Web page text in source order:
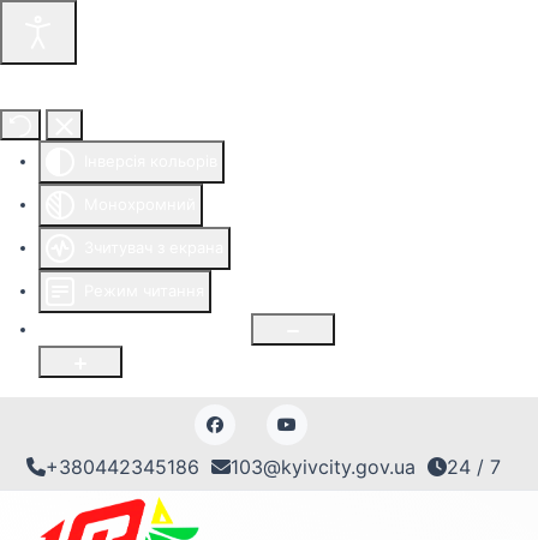
+380442345186 103@kyivcity.gov.ua 24 / 7